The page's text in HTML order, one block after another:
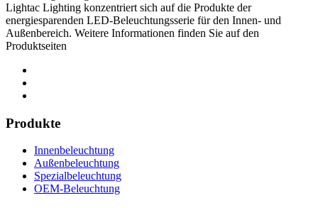
Lightac Lighting konzentriert sich auf die Produkte der
energiesparenden LED-Beleuchtungsserie für den Innen- und
Außenbereich. Weitere Informationen finden Sie auf den
Produktseiten
Produkte
Innenbeleuchtung
Außenbeleuchtung
Spezialbeleuchtung
OEM-Beleuchtung